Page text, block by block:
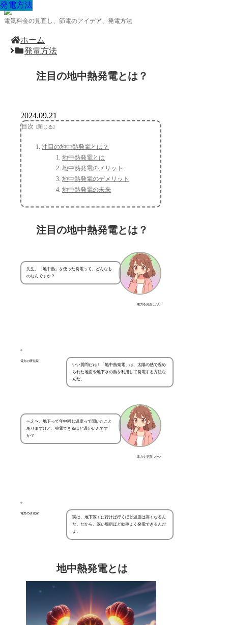
電気料金の見直し、節電のアイデア、発電方法
ホーム
発電方法
注目の地中熱発電とは？
発電方法
2024.09.21
目次
注目の地中熱発電とは？
地中熱発電とは
地中熱発電のメリット
地中熱発電のデメリット
地中熱発電の未来
注目の地中熱発電とは？
電力を見直したい
先生、「地中熱」を使った発電って、どんなも
のなんですか？
電力の研究家
いい質問だね！「地中熱発電」は、太陽の熱で温め
られた地面や地下水の熱を利用して発電する方法な
んだ。
電力を見直したい
へえ〜。地下って年中同じ温度って聞いたこと
ありますけど、発電できるほど温かいんです
か？
電力の研究家
実は、地下深くに行けば行くほど温度は高くなるん
だ。だから、深い場所ほど効率よく発電できるんだ
よ。
地中熱発電とは
発電方法
発電方法
発電方法
発電方法
発電方法
発電方法
発電方法
発電方法